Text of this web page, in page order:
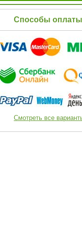
Способы
Смотреть все